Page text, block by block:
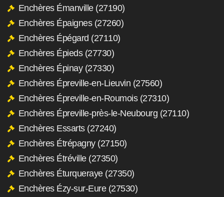
Enchères Émanville (27190)
Enchères Épaignes (27260)
Enchères Épégard (27110)
Enchères Épieds (27730)
Enchères Épinay (27330)
Enchères Épreville-en-Lieuvin (27560)
Enchères Épreville-en-Roumois (27310)
Enchères Épreville-près-le-Neubourg (27110)
Enchères Essarts (27240)
Enchères Étrépagny (27150)
Enchères Étréville (27350)
Enchères Éturqueraye (27350)
Enchères Ézy-sur-Eure (27530)